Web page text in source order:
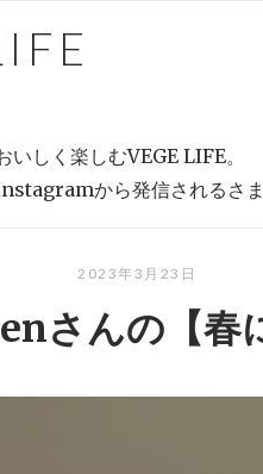
しく楽しむVEGE LIFE。
から発信されるさま
2023年3月23日
さんの【春